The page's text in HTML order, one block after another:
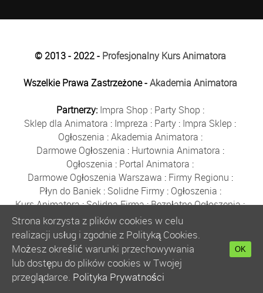
© 2013 - 2022 - Profesjonalny Kurs Animatora
Wszelkie Prawa Zastrzeżone -Akademia Animatora
Partnerzy: Impra Shop : Party Shop :
Sklep dla Animatora : Impreza : Party : Impra Sklep :
Ogłoszenia :Akademia Animatora :
Darmowe Ogłoszenia : Hurtownia Animatora :
Ogłoszenia : Portal Animatora :
Darmowe Ogłoszenia Warszawa : Firmy Regionu :
Płyn do Baniek: Solidne Firmy: Ogłoszenia :
Kurs Animatora:Solidna Firma:Bezpłatne Ogłoszenia:
Animator Czasu Wolnego:
Bezpłatne Ogłoszenia Warszawa:sklep animatora
Bańki Mydlane:Bezpłatne Ogłoszenia
Szkolenie Animatorów:Kurs Animatora
:
Kurs Animatora Warszawa :Rumia
Kurs Animatora Poznań:
Strona korzysta z plików cookies w celu
realizacji usług i zgodnie z Polityką Cookies.
Możesz określić warunki przechowywania
lub dostępu do plików cookies w Twojej
przeglądarce. Polityka Prywatności
OK